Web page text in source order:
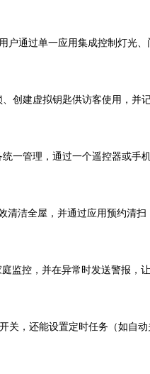
通过单一应用集成控制灯光、
创建虚拟钥匙供访客使用，并
管理，通过一个遥控器或手
洁全屋，并通过应用预约清扫
监控，并在异常时发送警报，
，还能设置定时任务（如自动